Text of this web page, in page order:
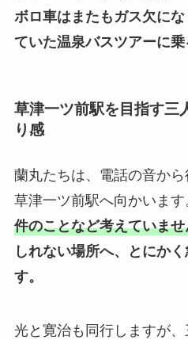
ボロ車はまたもガス欠に
ていた温泉バスツアーに乗
草津一ツ前駅を目指す三
り感
蘭丸たちは、電話の音か
草津一ツ前駅へ向かいます
件のことなど考えていませ
しれない場所へ、とにかく
す。
光と寛治も同行しますが